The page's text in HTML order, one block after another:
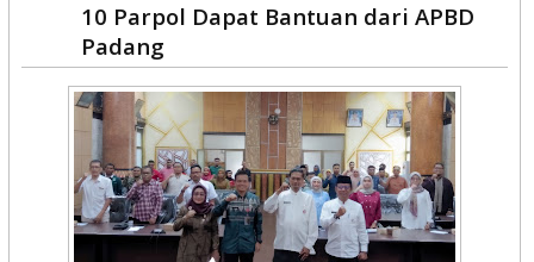
10 Parpol Dapat Bantuan dari APBD
Padang